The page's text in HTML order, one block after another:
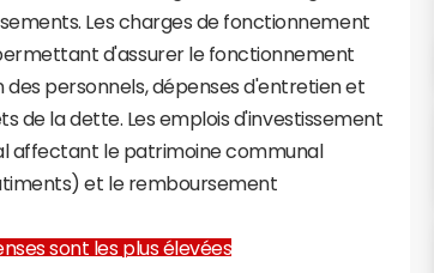
Les charges de fonctionnement
d'assurer le fonctionnement
personnels, dépenses d'entretien et
de la dette. Les emplois d'investissement
affectant le patrimoine communal
et le remboursement
sont les plus élevées